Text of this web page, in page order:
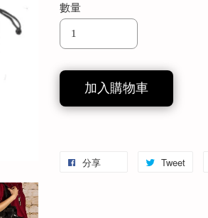
數量
加入購物車
分享 Tweet